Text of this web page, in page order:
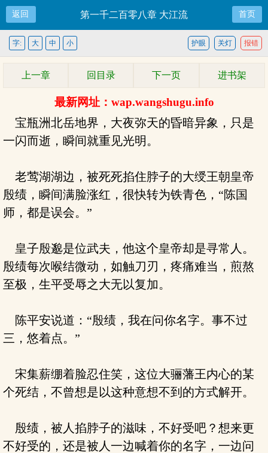
返回 第一千二百零八章 大江流 首页
报错
关灯
护眼
字: 大 中 小
上一章 回目录 下一页 进书架
最新网址：wap.wangshugu.info
宝瓶洲北岳地界，大夜弥天的昏暗异象，只是
一闪而逝，瞬间就重见光明。
老莺湖湖边，被死死掐住脖子的大绶王朝皇帝
殷绩，瞬间满脸涨红，很快转为铁青色，“陈国
师，都是误会。”
皇子殷邈是位武夫，他这个皇帝却是寻常人。
殷绩每次喉结微动，如触刀刃，疼痛难当，煎熬
至极，生平受辱之大无以复加。
陈平安说道：“殷绩，我在问你名字。事不过
三，悠着点。”
宋集薪绷着脸忍住笑，这位大骊藩王内心的某
个死结，不曾想是以这种意想不到的方式解开。
殷绩，被人掐脖子的滋味，不好受吧？想来更
不好受的，还是被人一边喊着你的名字，一边问